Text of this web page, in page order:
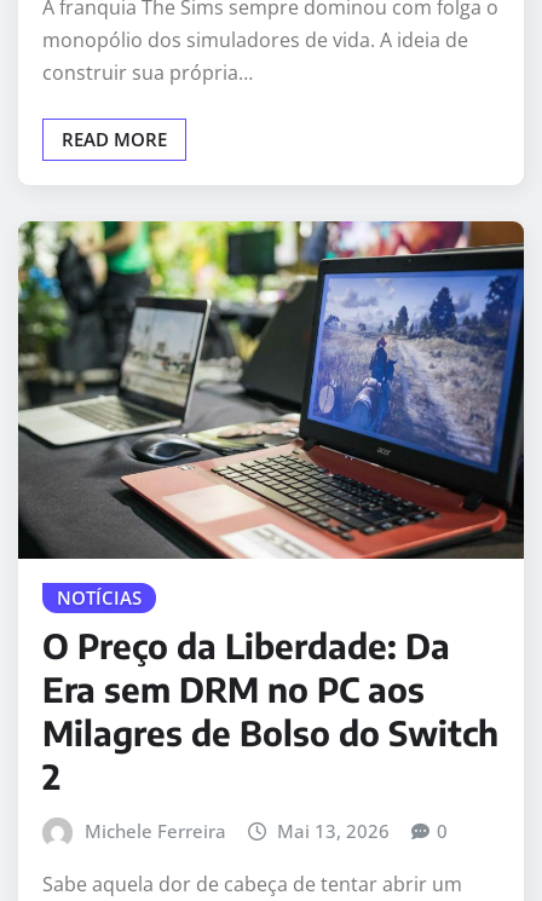
A franquia The Sims sempre dominou com folga o
monopólio dos simuladores de vida. A ideia de
construir sua própria…
READ MORE
NOTÍCIAS
O Preço da Liberdade: Da
Era sem DRM no PC aos
Milagres de Bolso do Switch
2
Michele Ferreira Mai 13, 2026 0
Sabe aquela dor de cabeça de tentar abrir um